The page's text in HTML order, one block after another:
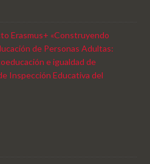
Erasmus+ «Construyendo
de Personas Adultas:
e igualdad de
Inspección Educativa del